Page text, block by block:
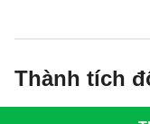
Thành tích